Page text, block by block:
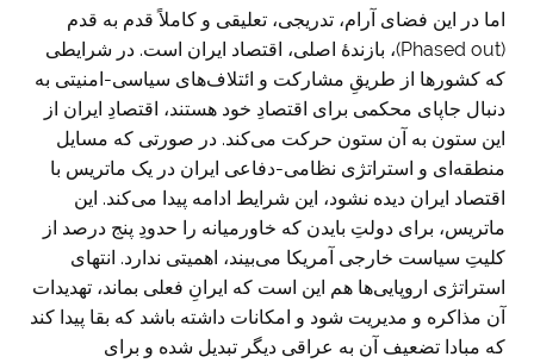
اما در این فضای آرام، تدریجی، تعلیقی و کاملاً قدم به قدم
(Phased out)، بازندۀ اصلی، اقتصاد ایران است. در شرایطی
که کشورها از طریقِ مشارکت و ائتلاف‌های سیاسی-امنیتی به
دنبال جاپای محکمی برای اقتصادِ خود هستند، اقتصادِ ایران از
این ستون به آن ستون حرکت می‌کند. در صورتی که مسایل
منطقه‌ای و استراتژی نظامی-دفاعی ایران در یک ماتریس با
اقتصاد ایران دیده نشود، این شرایط ادامه پیدا می‌کند. این
ماتریس، برای دولتِ بایدن که خاورمیانه را حدودِ پنج درصد از
کلیتِ سیاست خارجی آمریکا می‌بیند، اهمیتی ندارد. انتهای
استراتژی اروپایی‌ها هم این است که ایرانِ فعلی بماند، تهدیدات
آن مذاکره و مدیریت شود و امکانات داشته باشد که بقا پیدا کند
که مبادا تضعیف آن به عراقی دیگر تبدیل شده و برای